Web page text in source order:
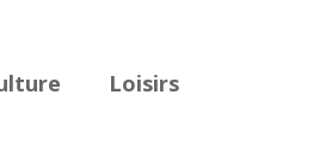
Loisirs